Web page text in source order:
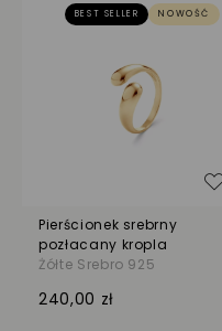
BEST SELLER NOWOŚĆ
Pierścionek srebrny
pozłacany kropla
Żółte Srebro 925
240,00 zł